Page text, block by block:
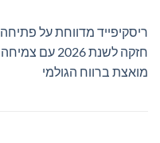
ריסקיפייד מדווחת על פתיחה
חזקה לשנת 2026 עם צמיחה
מואצת ברווח הגולמי